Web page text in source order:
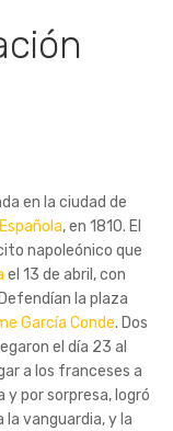
en la ciudad de
, en 1810. El
napoleónico que
el 13 de abril, con
la plaza
García Conde. Dos
el día 23 al
a los franceses a
por sorpresa, logró
vanguardia, y la